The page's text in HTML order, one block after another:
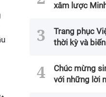
xâm lược
Trang phục
thời kỳ và
Chúc mừng
với những lời